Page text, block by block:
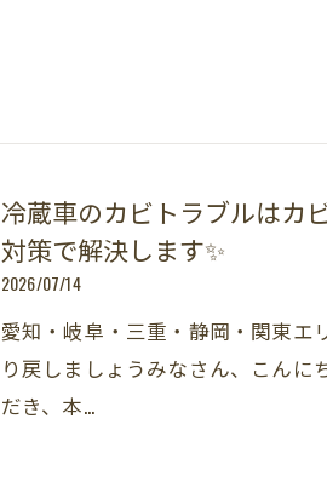
冷蔵車のカビトラブルはカ
対策で解決します✨
2026/07/14
愛知・岐阜・三重・静岡・関東エ
り戻しましょうみなさん、こんに
だき、本…